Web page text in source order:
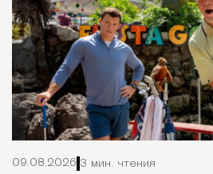
09.08.2026 3 мин. чтения